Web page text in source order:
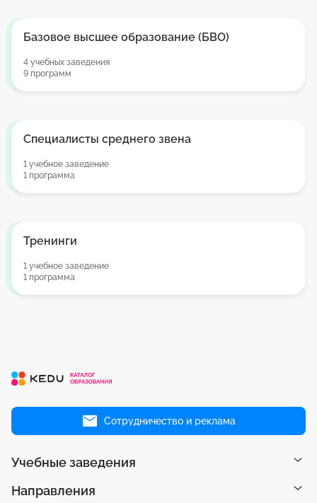
Базовое высшее образование (БВО)
4 учебных заведения
9 программ
Специалисты среднего звена
1 учебное заведение
1 программа
Тренинги
1 учебное заведение
1 программа
Сотрудничество и реклама
Учебные заведения
Направления